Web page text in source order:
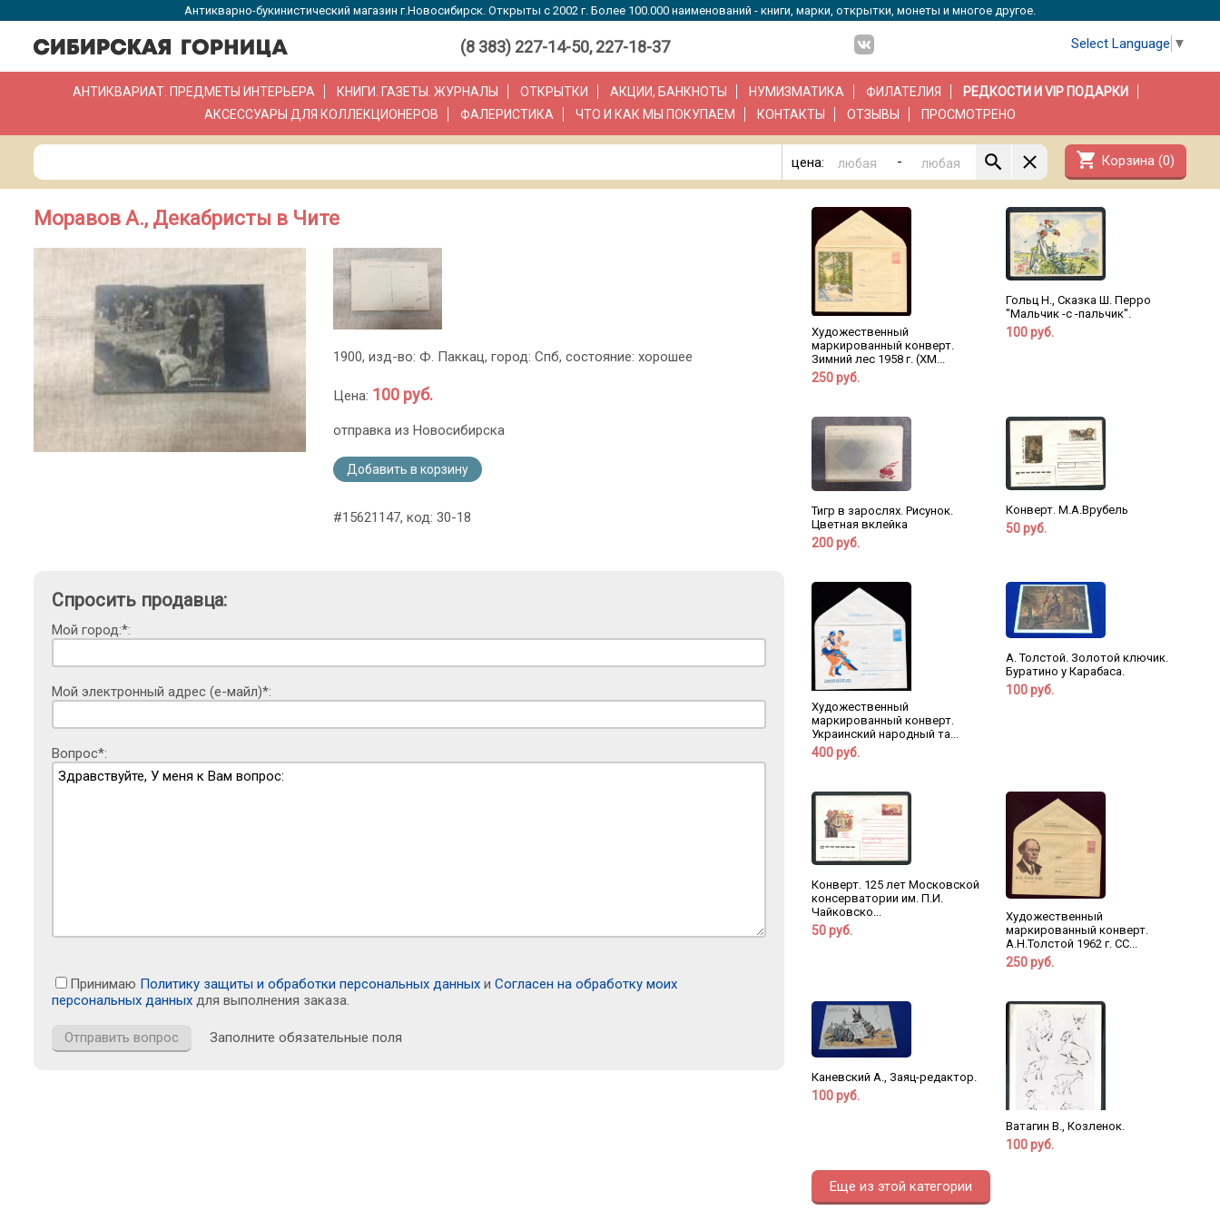
Антикварно-букинистический магазин г.Новосибирск. Открыты с 2002 г. Более 100.000 наименований - книги, марки, открытки, монеты и многое другое.
(8 383) 227-14-50, 227-18-37 Select Language ▼
АНТИКВАРИАТ. ПРЕДМЕТЫ ИНТЕРЬЕРА КНИГИ. ГАЗЕТЫ. ЖУРНАЛЫ ОТКРЫТКИ АКЦИИ, БАНКНОТЫ НУМИЗМАТИКА ФИЛАТЕЛИЯ
РЕДКОСТИ И VIP ПОДАРКИ
АКСЕССУАРЫ ДЛЯ КОЛЛЕКЦИОНЕРОВ
ФАЛЕРИСТИКА ЧТО И КАК МЫ ПОКУПАЕМ КОНТАКТЫ ОТЗЫВЫ ПРОСМОТРЕНО
цена: - shopping_cart Корзина (0)
Моравов А., Декабристы в Чите
1900, изд-во: Ф. Паккац, город: Спб, состояние: хорошее
Цена: 100 руб.
отправка из Новосибирска
Добавить в корзину
#15621147, код: 30-18
Спросить продавца:
Мой город:*:
Мой электронный адрес (е-майл)*:
Вопрос*:
Принимаю Политику защиты и обработки персональных данных и Согласен на обработку моих
персональных данных для выполнения заказа.
Заполните обязательные поля
Художественный
маркированный конверт.
Зимний лес 1958 г. (ХМ...
250 руб.
Гольц Н., Сказка Ш. Перро
"Мальчик -с -пальчик".
100 руб.
Тигр в зарослях. Рисунок.
Цветная вклейка
200 руб.
Конверт. М.А.Врубель
50 руб.
Художественный
маркированный конверт.
Украинский народный та...
400 руб.
А. Толстой. Золотой ключик.
Буратино у Карабаса.
100 руб.
Конверт. 125 лет Московской
консерватории им. П.И.
Чайковско...
50 руб.
Художественный
маркированный конверт.
А.Н.Толстой 1962 г. СС...
250 руб.
Каневский А., Заяц-редактор.
100 руб.
Ватагин В., Козленок.
100 руб.
Еще из этой категории